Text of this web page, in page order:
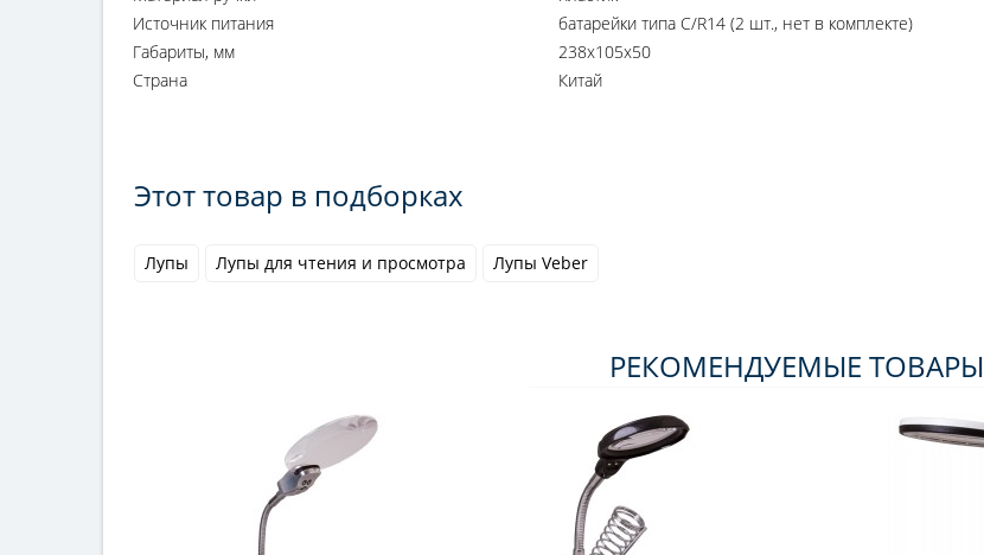
Источник питания
батарейки типа C/R14 (2 шт., нет в комплекте)
Габариты, мм
238x105x50
Страна
Китай
Этот товар в подборках
Лупы Лупы для чтения и просмотра Лупы Veber
РЕКОМЕНДУЕМЫЕ ТОВАРЫ